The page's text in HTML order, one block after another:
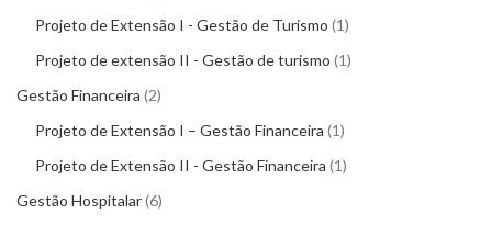
Projeto de Extensão I - Gestão de Turismo 1
Projeto de extensão II - Gestão de turismo 1
Gestão Financeira 2
Projeto de Extensão I – Gestão Financeira 1
Projeto de Extensão II - Gestão Financeira 1
Gestão Hospitalar 6